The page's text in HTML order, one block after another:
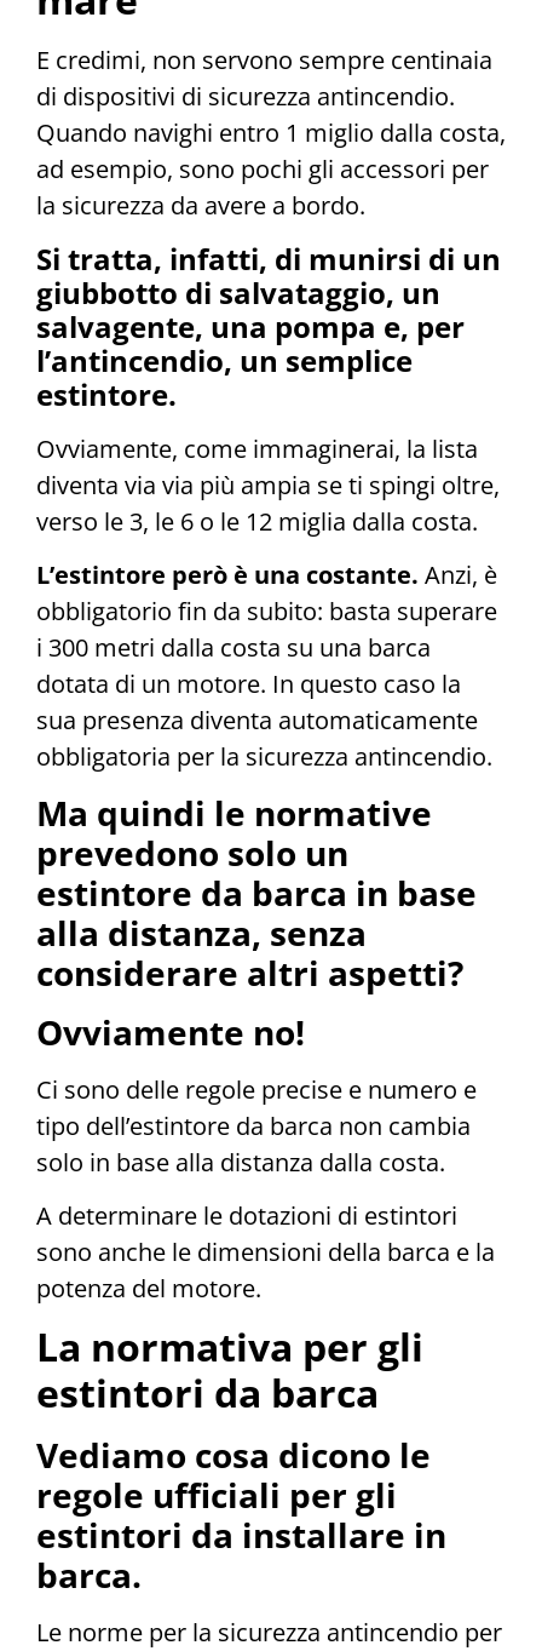
E credimi, non servono sempre centinaia
di dispositivi di sicurezza antincendio.
Quando navighi entro 1 miglio dalla costa,
ad esempio, sono pochi gli accessori per
la sicurezza da avere a bordo.
Si tratta, infatti, di munirsi di un
giubbotto di salvataggio, un
salvagente, una pompa e, per
l’antincendio, un semplice
estintore.
Ovviamente, come immaginerai, la lista
diventa via via più ampia se ti spingi oltre,
verso le 3, le 6 o le 12 miglia dalla costa.
L’estintore però è una costante. Anzi, è
obbligatorio fin da subito: basta superare
i 300 metri dalla costa su una barca
dotata di un motore. In questo caso la
sua presenza diventa automaticamente
obbligatoria per la sicurezza antincendio.
Ma quindi le normative
prevedono solo un
estintore da barca in base
alla distanza, senza
considerare altri aspetti?
Ovviamente no!
Ci sono delle regole precise e numero e
tipo dell’estintore da barca non cambia
solo in base alla distanza dalla costa.
A determinare le dotazioni di estintori
sono anche le dimensioni della barca e la
potenza del motore.
La normativa per gli
estintori da barca
Vediamo cosa dicono le
regole ufficiali per gli
estintori da installare in
barca.
Le norme per la sicurezza antincendio per